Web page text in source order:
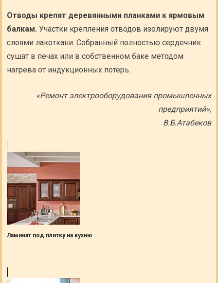
Отводы крепят деревянными планками к ярмовым
балкам. Участки крепления отводов изолируют двумя
слоями лакоткани. Собранный полностью сердечник
сушат в печах или в собственном баке методом
нагрева от индукционных потерь.
«Ремонт электрооборудования промышленных
предприятий»,
В.Б.Атабеков
Ламинат под плитку на кухню